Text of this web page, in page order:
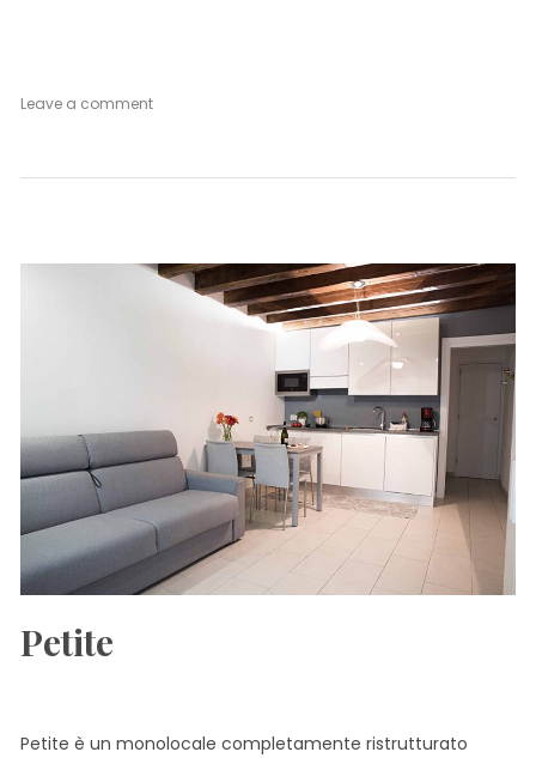
Leave a commenton
Petite
Petite è un monolocale completamente ristrutturato